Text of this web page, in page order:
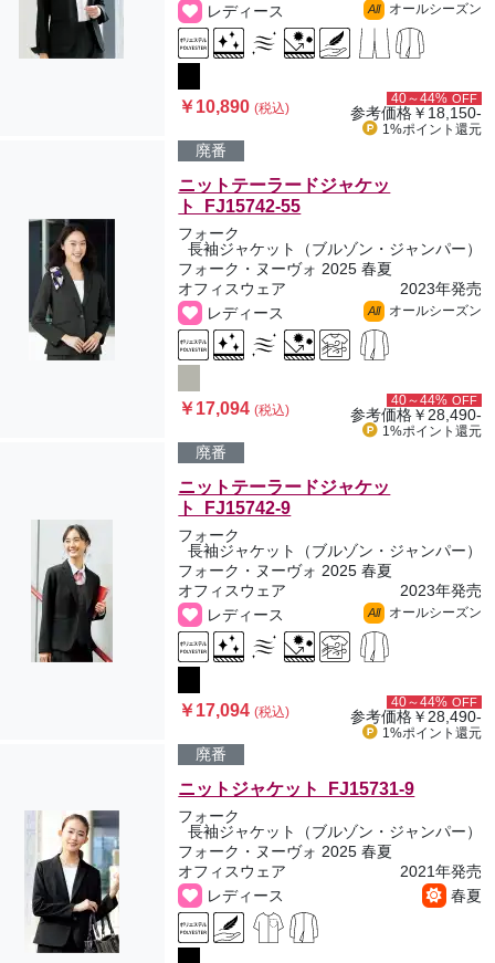
レディース All オールシーズン
￥10,890(税込)
40～44% OFF
参考価格￥18,150-
1%ポイント 還元
廃番
ニットテーラードジャケッ
ト FJ15742-55
フォーク
長袖ジャケット（ブルゾン・ジャンパー）
フォーク・ヌーヴォ 2025 春夏
オフィスウェア
2023年発売
レディース
All オールシーズン
￥17,094(税込)
40～44% OFF
参考価格￥28,490-
1%ポイント 還元
廃番
ニットテーラードジャケッ
ト FJ15742-9
フォーク
長袖ジャケット（ブルゾン・ジャンパー）
フォーク・ヌーヴォ 2025 春夏
オフィスウェア
2023年発売
レディース
All オールシーズン
￥17,094(税込)
40～44% OFF
参考価格￥28,490-
1%ポイント 還元
廃番
ニットジャケット FJ15731-9
フォーク
長袖ジャケット（ブルゾン・ジャンパー）
フォーク・ヌーヴォ 2025 春夏
オフィスウェア
2021年発売
レディース
春夏